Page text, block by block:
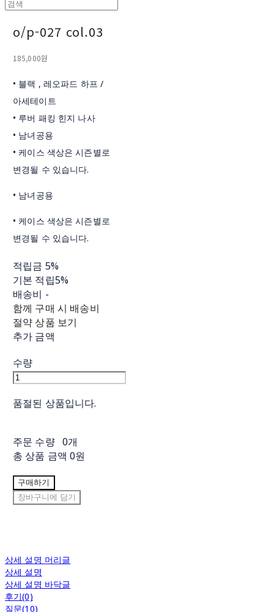
o/p-027 col.03
185,000원
• 블랙 , 레오파드 하프 /
아세테이트
• 루버 패킹 힌지 나사
• 남녀공용
• 케이스 색상은 시즌별로
변경될 수 있습니다.
• 남녀공용
• 케이스 색상은 시즌별로
변경될 수 있습니다.
적립금 5%
기본 적립5%
배송비 -
함께 구매 시 배송비
절약 상품 보기
추가 금액
수량
품절된 상품입니다.
주문 수량 0개
총 상품 금액 0원
구매하기
장바구니에 담기
상세 설명 머리글
상세 설명
상세 설명 바닥글
후기(0)
질문(10)